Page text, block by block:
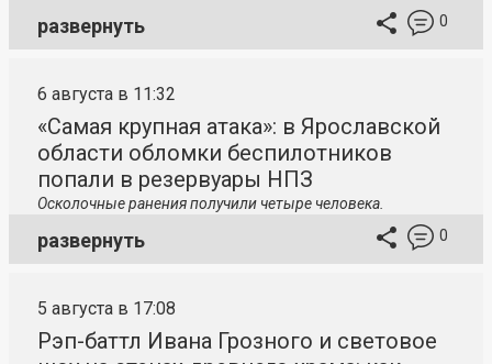
развернуть 0
6 августа в 11:32
«Самая крупная атака»: в Ярославской
области обломки беспилотников
попали в резервуары НПЗ
Осколочные ранения получили четыре человека.
развернуть 0
5 августа в 17:08
Рэп-баттл Ивана Грозного и световое